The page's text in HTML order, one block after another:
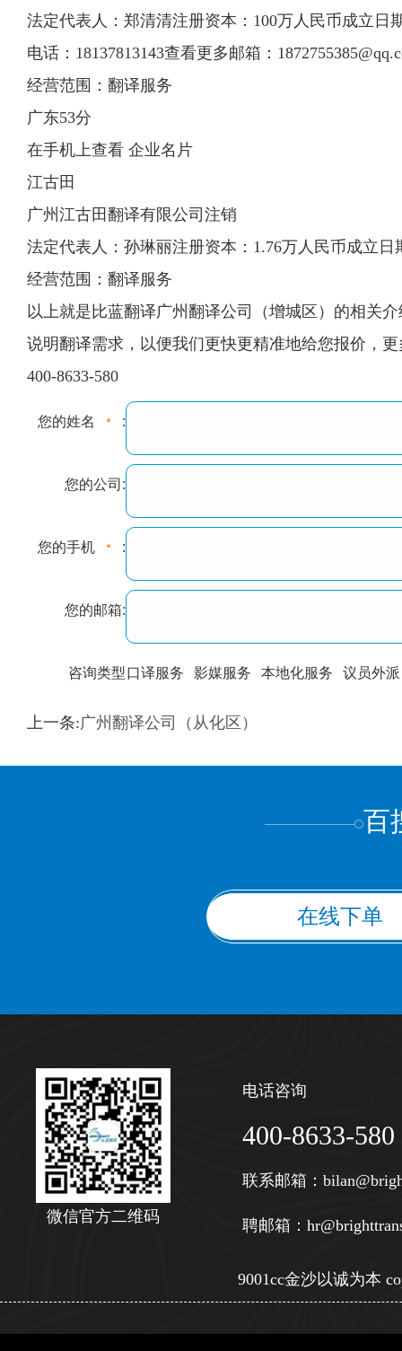
法定代表人：郑清清注册资本：100万人民币成立日
电话：18137813143查看更多邮箱：
经营范围：翻译服务
广东53分
在手机上查看 企业名片
江古田
广州江古田翻译有限公司注销
法定代表人：孙琳丽注册资本：1.76万人民币成立日
经营范围：翻译服务
以上就是比蓝翻译广州翻译公司（增城区）的相关
说明翻译需求，以便我们更快更精准地给您报价，
400-8633-580
您的姓名 :
您的公司:
您的手机 :
您的邮箱:
咨询类型口译服务 影媒服务 本地化服务 议员外派
训翻译 标准级 专业级
上一条:广州翻译公司（从化区）
百
在线下单
微信官方二维码
电话咨询
400-8633-580
联系邮箱：
聘邮箱：
9001cc金沙以诚为本